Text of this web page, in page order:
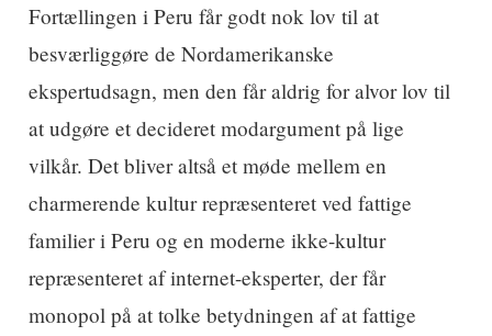
Fortællingen i Peru får godt nok lov til at
besværliggøre de Nordamerikanske
ekspertudsagn, men den får aldrig for alvor lov til
at udgøre et decideret modargument på lige
vilkår. Det bliver altså et møde mellem en
charmerende kultur repræsenteret ved fattige
familier i Peru og en moderne ikke-kultur
repræsenteret af internet-eksperter, der får
monopol på at tolke betydningen af at fattige